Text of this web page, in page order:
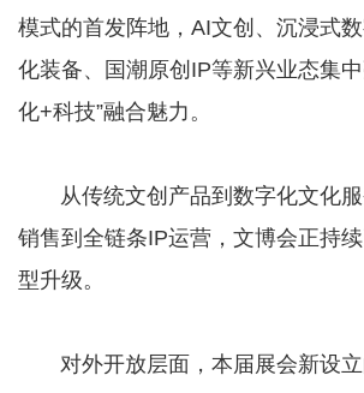
模式的首发阵地，AI文创、沉浸式
化装备、国潮原创IP等新兴业态集
化+科技”融合魅力。
从传统文创产品到数字化文化服
销售到全链条IP运营，文博会正持
型升级。
对外开放层面，本届展会新设立